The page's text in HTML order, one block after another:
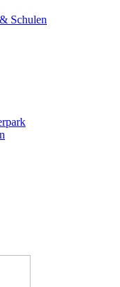
Schulen